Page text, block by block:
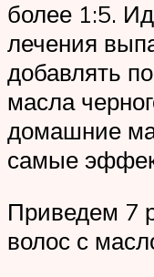
более 1:5.
лечения
добавлять
масла
домашние
самые
Приведем 7
волос с